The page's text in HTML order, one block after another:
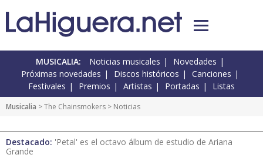
MUSICALIA: Noticias musicales
Novedades
Próximas novedades
Discos históricos
Canciones
Festivales
Premios Artistas Portadas Listas
Musicalia >The Chainsmokers > Noticias
Destacado: 'Petal' es el octavo álbum de estudio de Ariana
Grande